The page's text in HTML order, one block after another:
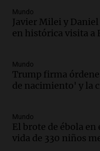
cuando el padre
Educar entre todos
Episodios
edificios icónicos
Panorama Federal
Episodios
árbitros bajo la
controvertidos
Panorama Federal
Mundo
Javier Milei y
en histórica visita a
Mundo
Trump firma
de nacimiento' y la
Mundo
El brote de ébola en
vida de 330 niños